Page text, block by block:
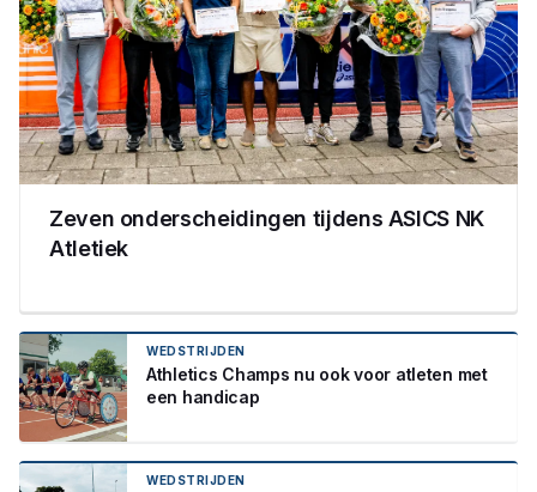
Zeven onderscheidingen tijdens ASICS NK
Atletiek
WEDSTRIJDEN
Athletics Champs nu ook voor atleten met
een handicap
WEDSTRIJDEN